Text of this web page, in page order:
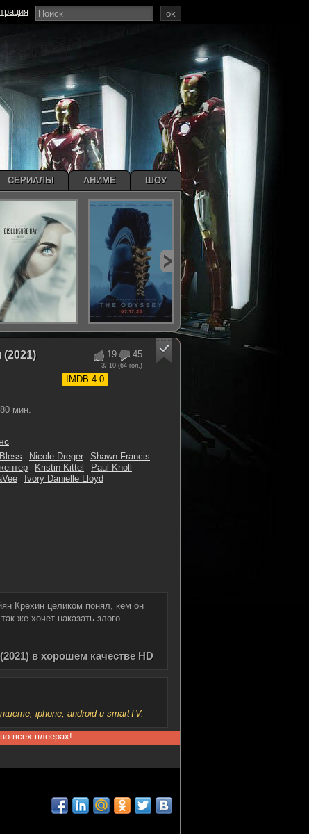
19 45
3/ 10 (64 гол.)
IMDB 4.0
80 мин.
Nicole Dreger
Shawn Francis
Kristin Kittel
Paul Knoll
Ivory Danielle Lloyd
Крехин целиком понял, кем он
же хочет наказать злого
в хорошем качестве HD
iphone, android и smartTV.
всех плеерах!
ok
СЕРИАЛЫ АНИМЕ ШОУ